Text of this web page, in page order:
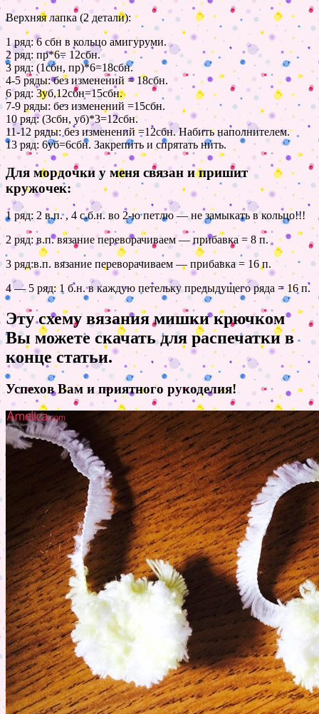
Верхняя лапка (2 детали):
1 ряд: 6 сбн в кольцо амигуруми.
2 ряд: пр*6= 12сбн.
3 ряд: (1сбн, пр)*6=18сбн.
4-5 ряды: без изменений = 18сбн.
6 ряд: 3уб,12сбн=15сбн.
7-9 ряды: без изменений =15сбн.
10 ряд: (3сбн, уб)*3=12сбн.
11-12 ряды: без изменений =12сбн. Набить наполнителем.
13 ряд: 6уб=6сбн. Закрепить и спрятать нить.
Для мордочки у меня связан и пришит
кружочек:
1 ряд: 2 в.п. , 4 с.б.н. во 2-ю петлю — не замыкать в кольцо!!!
2 ряд: в.п. вязание переворачиваем — прибавка = 8 п.
3 ряд:в.п. вязание переворачиваем — прибавка = 16 п.
4 — 5 ряд: 1 б.н. в каждую петельку предыдущего ряда = 16 п.
Эту схему вязания мишки крючком
Вы можете скачать для распечатки в
конце статьи.
Успехов Вам и приятного рукоделия!